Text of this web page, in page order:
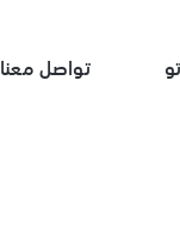
تواصل معنا